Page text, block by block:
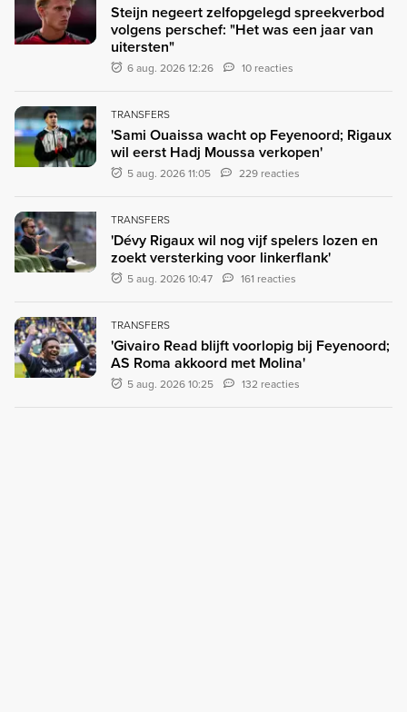
Steijn negeert zelfopgelegd spreekverbod
volgens perschef: "Het was een jaar van
uitersten"
6 aug. 2026 12:26 10 reacties
TRANSFERS
'Sami Ouaissa wacht op Feyenoord; Rigaux
wil eerst Hadj Moussa verkopen'
5 aug. 2026 11:05 229 reacties
TRANSFERS
'Dévy Rigaux wil nog vijf spelers lozen en
zoekt versterking voor linkerflank'
5 aug. 2026 10:47 161 reacties
TRANSFERS
'Givairo Read blijft voorlopig bij Feyenoord;
AS Roma akkoord met Molina'
5 aug. 2026 10:25 132 reacties